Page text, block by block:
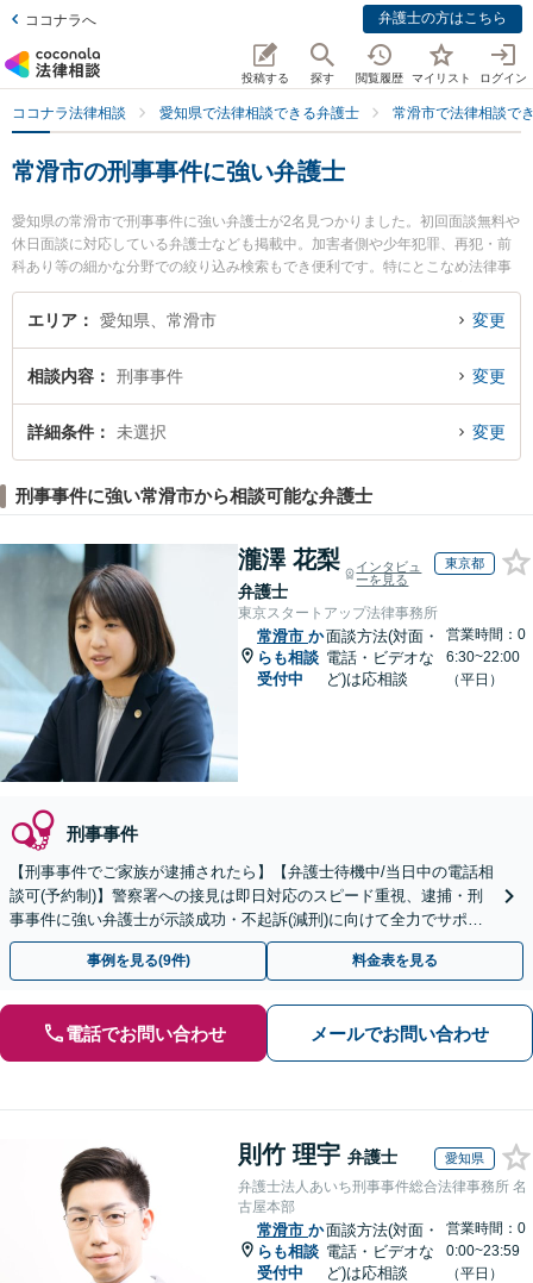
ココナラへ 弁護士の方はこちら
投稿する 探す 閲覧履歴 マイリスト ログイン
ココナラ法律相談 愛知県で法律相談できる弁護士 常滑市で法律相談で
常滑市の刑事事件に強い弁護士
愛知県の常滑市で刑事事件に強い弁護士が2名見つかりました。初回面談無料や
休日面談に対応している弁護士なども掲載中。加害者側や少年犯罪、再犯・前
科あり等の細かな分野での絞り込み検索もでき便利です。特にとこなめ法律事
務所の伊藤 真悟弁護士やのぞみの森法律事務所の森下 裕介弁護士のプロフィー
ル情報や弁護士費用、強みなどが注目されています。『常滑市で土日や夜間に
件を法律相談できる常滑市内の弁護士に相談予約したい』などでお困りの相談
者さんにおすすめです。
エリア 愛知県、常滑市 変更
相談内容 刑事事件 変更
詳細条件 未選択 変更
刑事事件に強い常滑市から相談可能な弁護士
瀧澤 花梨
弁護士
インタビュ
ーを見る
東京都
東京スタートアップ法律事務所
常滑市 か
らも相談
受付中
面談方法(対面・
電話・ビデオな
ど)は応相談
営業時間：0
6:30~22:00
（平日）
刑事事件
【刑事事件でご家族が逮捕されたら】【弁護士待機中/当日中の電話相
談可(予約制)】警察署への接見は即日対応のスピード重視、逮捕・刑
事事件に強い弁護士が示談成功・不起訴(減刑)に向けて全力でサポー
トします。【加害者側の相談専門】
事例を見る(9件) 料金表を見る
電話でお問い合わせ メールでお問い合わせ
則竹 理宇 弁護士 愛知県
弁護士法人あいち刑事事件総合法律事務所 名
古屋本部
常滑市 か
らも相談
受付中
面談方法(対面・
電話・ビデオな
ど)は応相談
営業時間：0
0:00~23:59
（平日）